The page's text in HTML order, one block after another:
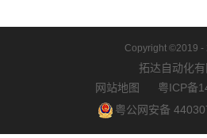
Copyright ©2019 -
拓达自动化有
网站地图
粤ICP备
粤公网安备